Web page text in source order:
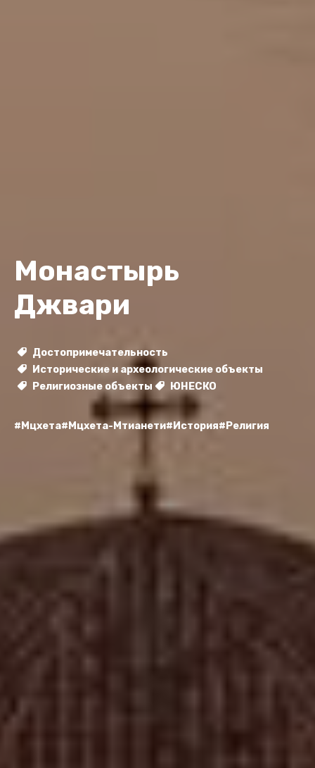
Монастырь
Джвари
Достопримечательность
Исторические и археологические объекты
Религиозные объекты
ЮНЕСКО
#Мцхета#Мцхета-Мтианети#История#Религия